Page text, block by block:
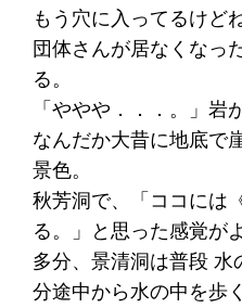
もう穴に入ってるけどね
団体さんが居なくなっ
る。
「ややや．．．。」岩
なんだか大昔に地底で
景色。
秋芳洞で、「ココには
る。」と思った感覚が
多分、景清洞は普段 水
分途中から水の中を歩